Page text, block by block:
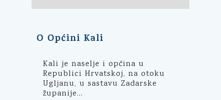
O Općini Kali
Kali je naselje i općina u
Republici Hrvatskoj, na otoku
Ugljanu, u sastavu Zadarske
županije...